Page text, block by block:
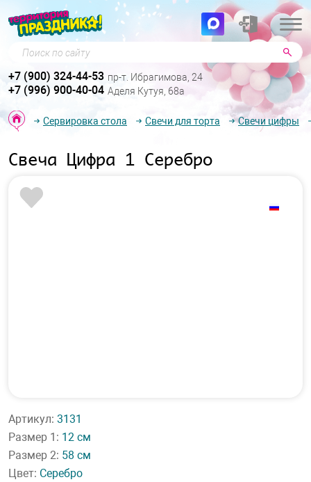
Поиск по сайту
+7 (900) 324-44-53 пр-т. Ибрагимова, 24
+7 (996) 900-40-04 Аделя Кутуя, 68а
Сервировка стола Свечи для торта Свечи цифры
Свеча Цифра 1 Серебро
Артикул: 3131
Размер 1: 12 см
Размер 2: 58 см
Цвет: Серебро